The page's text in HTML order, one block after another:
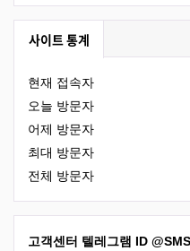
사이트 통계
현재 접속자
오늘 방문자
어제 방문자
최대 방문자
전체 방문자
고객센터 텔레그램 ID